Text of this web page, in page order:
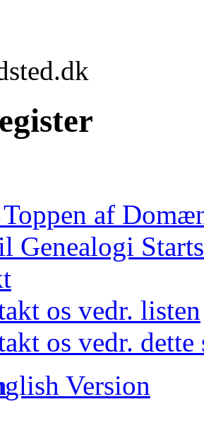
Toppen af
Genealogi
os vedr. listen
os vedr. dette
Version